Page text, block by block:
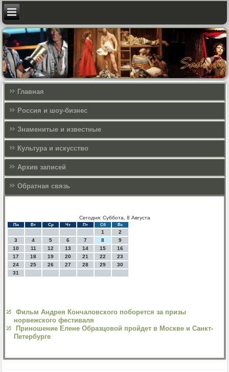
Главная
Россия и шоу-бизнес
Знаменитые и известные
Культура и искусcтво
Архив записей
Обратная связь
Сегодня: Суббота, 8 Августа
Пн Вт Ср Чт Пт Сб Вс
1
2
3
4 5 6 7 8
9
10
11 12 13 14 15
16
17
18 19 20 21 22
23
24
25 26 27 28 29
30
31
Фильм Андрея Кончаловского поборется за призы
норвежского фестиваля
Приношение Елене Образцовой пройдет в Москве и Санкт-
Петербурге